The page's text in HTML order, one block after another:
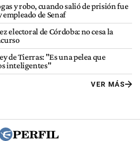
y robo, cuando salió de prisión fue
de Senaf
electoral de Córdoba: no cesa la
de Tierras: "Es una pelea que
inteligentes"
VER MÁS